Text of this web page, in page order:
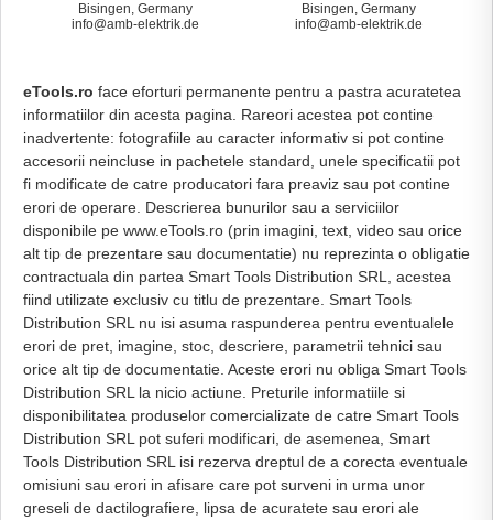
Bisingen, Germany
info@amb-elektrik.de
Bisingen, Germany
info@amb-elektrik.de
eTools.ro face eforturi permanente pentru a pastra acuratetea
informatiilor din acesta pagina. Rareori acestea pot contine
inadvertente: fotografiile au caracter informativ si pot contine
accesorii neincluse in pachetele standard, unele specificatii pot
fi modificate de catre producatori fara preaviz sau pot contine
erori de operare. Descrierea bunurilor sau a serviciilor
disponibile pe www.eTools.ro (prin imagini, text, video sau orice
alt tip de prezentare sau documentatie) nu reprezinta o obligatie
contractuala din partea Smart Tools Distribution SRL, acestea
fiind utilizate exclusiv cu titlu de prezentare. Smart Tools
Distribution SRL nu isi asuma raspunderea pentru eventualele
erori de pret, imagine, stoc, descriere, parametrii tehnici sau
orice alt tip de documentatie. Aceste erori nu obliga Smart Tools
Distribution SRL la nicio actiune. Preturile informatiile si
disponibilitatea produselor comercializate de catre Smart Tools
Distribution SRL pot suferi modificari, de asemenea, Smart
Tools Distribution SRL isi rezerva dreptul de a corecta eventuale
omisiuni sau erori in afisare care pot surveni in urma unor
greseli de dactilografiere, lipsa de acuratete sau erori ale